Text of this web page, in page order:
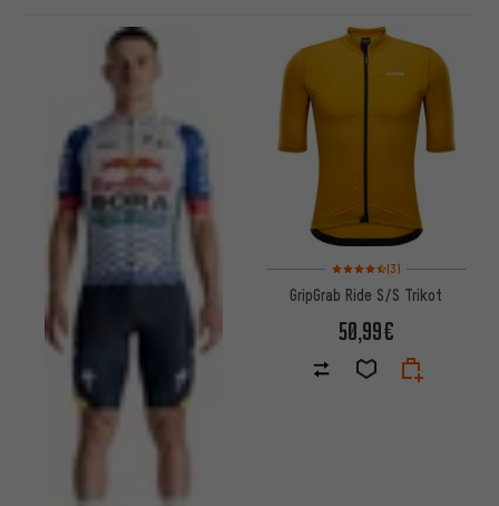
Bewertungen: 4,5 von 5
(3)
GripGrab Ride S/S Trikot
50,99€